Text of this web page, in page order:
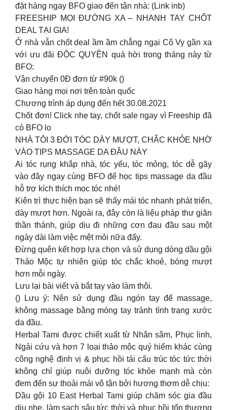
đặt hàng ngay BFO giao đến tận nhà: (Link inb)
FREESHIP MỌI ĐƯỜNG XA – NHANH TAY CHỐT
DEAL TẠI GIA!
Ở nhà vẫn chốt deal ầm ầm chẳng ngại Cô Vy gần xa
với ưu đãi ĐỘC QUYỀN quá hời trong tháng này từ
BFO:
Vận chuyển 0Đ đơn từ #90k ()
Giao hàng mọi nơi trên toàn quốc
Chương trình áp dụng đến hết 30.08.2021
Chốt đơn! Click nhẹ tay, chốt sale ngay vì Freeship đã
có BFO lo
NHÀ TÔI 3 ĐỜI TÓC DÀY MƯỢT, CHẮC KHỎE NHỜ
VÀO TIPS MASSAGE DA ĐẦU NÀY
Ai tóc rụng khắp nhà, tóc yếu, tóc mỏng, tóc dễ gãy
vào đây ngay cùng BFO để học tips massage da đầu
hỗ trợ kích thích mọc tóc nhé!
Kiên trì thực hiện bạn sẽ thấy mái tóc nhanh phát triển,
dày mượt hơn. Ngoài ra, đây còn là liệu pháp thư giãn
thần thánh, giúp dịu đi những cơn đau đầu sau một
ngày dài làm việc mệt mỏi nữa đấy.
Đừng quên kết hợp lựa chọn và sử dụng dòng dầu gội
Thảo Mộc tự nhiên giúp tóc chắc khoẻ, bóng mượt
hơn mỗi ngày.
Lưu lại bài viết và bắt tay vào làm thôi.
() Lưu ý: Nên sử dụng đầu ngón tay để massage,
không massage bằng móng tay tránh tình trạng xước
da đầu.
Herbal Tami được chiết xuất từ Nhân sâm, Phục linh,
Ngải cứu và hơn 7 loại thảo mộc quý hiếm khác cùng
công nghệ định vị & phục hồi tái cấu trúc tóc tức thời
không chỉ giúp nuôi dưỡng tóc khỏe mạnh mà còn
đem đến sự thoải mái vô tận bởi hương thơm dễ chịu:
Dầu gội 10 East Herbal Tami giúp chăm sóc gia đầu
dịu nhẹ, làm sạch sâu tức thời và phục hồi tổn thương